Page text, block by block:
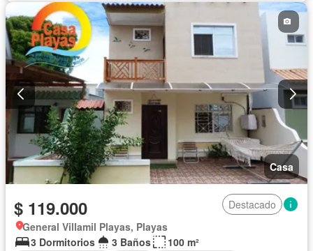
Completamente amoblado
Casa
$ 119.000
Destacado
General Villamil Playas, Playas
3 Dormitorios
3 Baños
100 m²